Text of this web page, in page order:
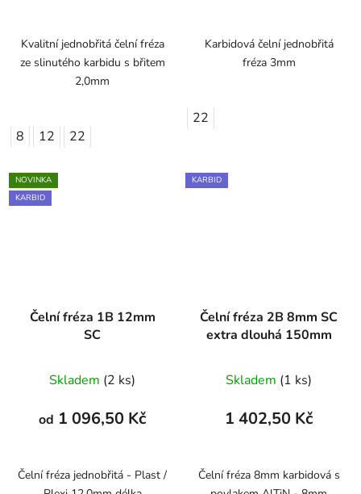
Kvalitní jednobřitá čelní fréza
ze slinutého karbidu s břitem
2,0mm
8 12 22
Karbidová čelní jednobřitá
fréza 3mm
22
NOVINKA
KARBID
Čelní fréza 1B 12mm
SC
Skladem (2 ks)
od 1 096,50 Kč
Čelní fréza jednobřitá - Plast /
KARBID
Čelní fréza 2B 8mm SC
extra dlouhá 150mm
Skladem (1 ks)
1 402,50 Kč
Čelní fréza 8mm karbidová s